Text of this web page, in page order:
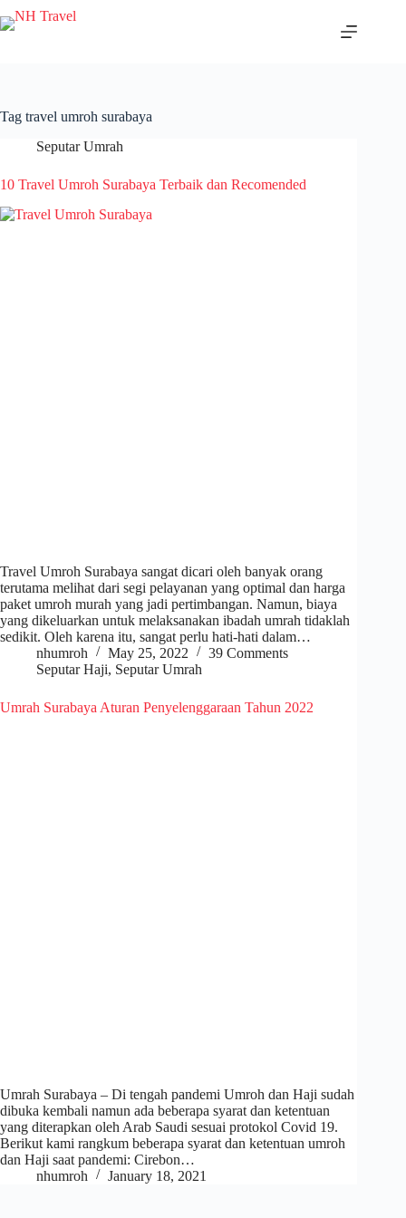
to
Tag travel umroh surabaya
Seputar Umrah
10 Travel Umroh Surabaya Terbaik dan Recomended
Travel Umroh Surabaya sangat dicari oleh banyak orang
terutama melihat dari segi pelayanan yang optimal dan harga
paket umroh murah yang jadi pertimbangan. Namun, biaya
yang dikeluarkan untuk melaksanakan ibadah umrah tidaklah
sedikit. Oleh karena itu, sangat perlu hati-hati dalam…
nhumroh
May 25, 2022
39 Comments
Seputar Haji, Seputar Umrah
Umrah Surabaya Aturan Penyelenggaraan Tahun 2022
Umrah Surabaya – Di tengah pandemi Umroh dan Haji sudah
dibuka kembali namun ada beberapa syarat dan ketentuan
yang diterapkan oleh Arab Saudi sesuai protokol Covid 19.
Berikut kami rangkum beberapa syarat dan ketentuan umroh
dan Haji saat pandemi: Cirebon…
nhumroh
January 18, 2021